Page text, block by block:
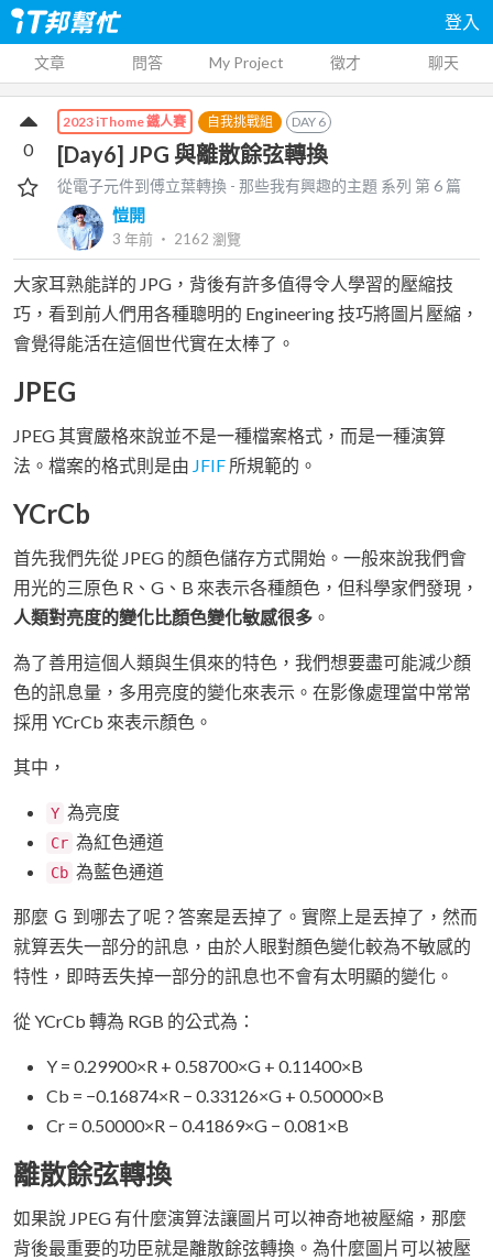
登入
文章 問答 My Project 徵才 聊天
2023 iThome 鐵人賽 自我挑戰組 DAY 6
[Day6] JPG 與離散餘弦轉換
從電子元件到傅立葉轉換 - 那些我有興趣的主題 系列 第6 篇
愷開
3 年前 ‧ 2162 瀏覽
0
大家耳熟能詳的 JPG，背後有許多值得令人學習的壓縮技
巧，看到前人們用各種聰明的 Engineering 技巧將圖片壓縮，
會覺得能活在這個世代實在太棒了。
JPEG
JPEG 其實嚴格來說並不是一種檔案格式，而是一種演算
法。檔案的格式則是由 JFIF 所規範的。
YCrCb
首先我們先從 JPEG 的顏色儲存方式開始。一般來說我們會
用光的三原色 R、G、B 來表示各種顏色，但科學家們發現，
人類對亮度的變化比顏色變化敏感很多 。
為了善用這個人類與生俱來的特色，我們想要盡可能減少顏
色的訊息量，多用亮度的變化來表示。在影像處理當中常常
採用 YCrCb 來表示顏色。
其中，
Y 為亮度
Cr 為紅色通道
Cb 為藍色通道
那麼 Ｇ 到哪去了呢？答案是丟掉了。實際上是丟掉了，然而
就算丟失一部分的訊息，由於人眼對顏色變化較為不敏感的
特性，即時丟失掉一部分的訊息也不會有太明顯的變化。
從 YCrCb 轉為 RGB 的公式為：
Y = 0.29900×R + 0.58700×G + 0.11400×B
Cb = −0.16874×R − 0.33126×G + 0.50000×B
Cr = 0.50000×R − 0.41869×G − 0.081×B
離散餘弦轉換
如果說 JPEG 有什麼演算法讓圖片可以神奇地被壓縮，那麼
背後最重要的功臣就是離散餘弦轉換。為什麼圖片可以被壓